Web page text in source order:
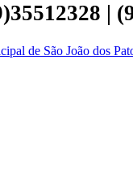
|
de São João dos